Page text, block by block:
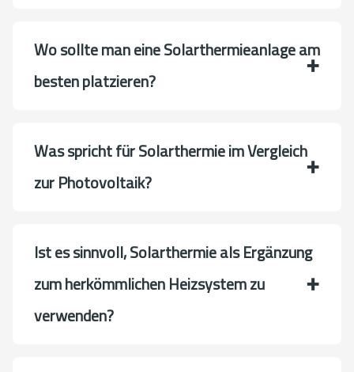
Wo sollte man eine Solarthermieanlage am
besten platzieren?
Was spricht für Solarthermie im Vergleich
zur Photovoltaik?
Ist es sinnvoll, Solarthermie als Ergänzung
zum herkömmlichen Heizsystem zu
verwenden?